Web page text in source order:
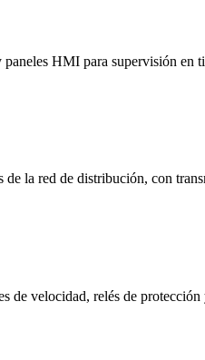
HMI para supervisión en
la red de distribución, con
de velocidad, relés de